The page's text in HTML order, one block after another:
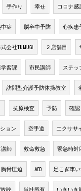
手作り 幸せ コロナ
症 脳卒中予防 心疾患
会社TUMUGI ２店舗目
習課 市民講師 ステッ
訪問型介護予防体操教室
抗原検査 予防 確認
ョン 空手道 エクササ
師 救命救急 緊急時対
胸骨圧迫 AED 足こぎ車
放映 当社所有 いきいき